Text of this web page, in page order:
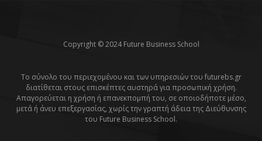
Copyright © 2024 Future Business School
Το σύνολο του περιεχομένου και των υπηρεσιών του futurebs.gr
διατίθεται στους επισκέπτες αυστηρά για προσωπική χρήση.
Απαγορεύεται η χρήση ή επανεκπομπή του, σε οποιοδήποτε μέσο,
μετά ή άνευ επεξεργασίας, χωρίς την γραπτή άδεια της Διεύθυνσης
του Future Business School.